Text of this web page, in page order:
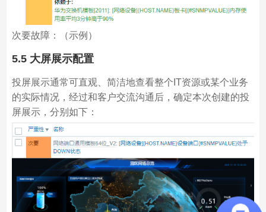
次要故障：（示例）
5.5 大屏展示配置
投屏展示通常可直观、简洁地查看整个IT资源或某个业务
的实际情况，经过和客户交流沟通后，确定本次创建的投
屏展示，分别如下：